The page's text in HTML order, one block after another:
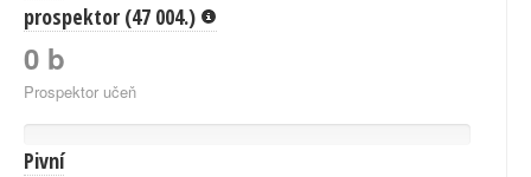
prospektor (47 004.)
0 b
Prospektor učeň
Pivní